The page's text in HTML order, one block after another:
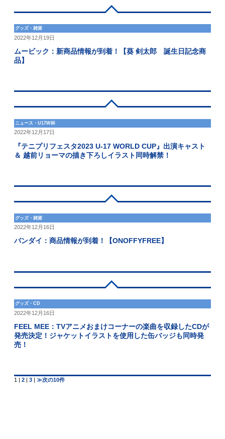
グッズ・雑貨
2022年12月19日
ムービック：新商品情報が到着！【葵 剣太郎 誕生日記念商
品】
ニュース・U17W杯
2022年12月17日
『テニプリフェスタ2023 U-17 WORLD CUP』出演キャスト
＆ 越前リョーマの描き下ろしイラスト同時解禁！
グッズ・雑貨
2022年12月16日
バンダイ：商品情報が到着！【ONOFFYFREE】
グッズ・CD
2022年12月16日
FEEL MEE：TVアニメおまけコーナーの楽曲を収録したCDが
発売決定！ジャケットイラストを使用した缶バッジも同時発
売！
1 2 3 ≫次の10件